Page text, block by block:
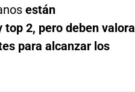
están
2, pero deben
para alcanzar los